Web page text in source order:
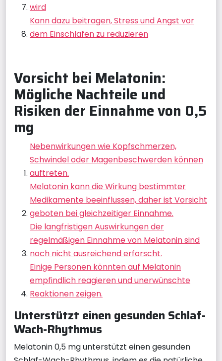
wird
Kann dazu beitragen, Stress und Angst vor
dem Einschlafen zu reduzieren
Vorsicht bei Melatonin:
Mögliche Nachteile und
Risiken der Einnahme von 0,5
mg
Nebenwirkungen wie Kopfschmerzen,
Schwindel oder Magenbeschwerden können
auftreten.
Melatonin kann die Wirkung bestimmter
Medikamente beeinflussen, daher ist Vorsicht
geboten bei gleichzeitiger Einnahme.
Die langfristigen Auswirkungen der
regelmäßigen Einnahme von Melatonin sind
noch nicht ausreichend erforscht.
Einige Personen könnten auf Melatonin
empfindlich reagieren und unerwünschte
Reaktionen zeigen.
Unterstützt einen gesunden Schlaf-
Wach-Rhythmus
Melatonin 0,5 mg unterstützt einen gesunden